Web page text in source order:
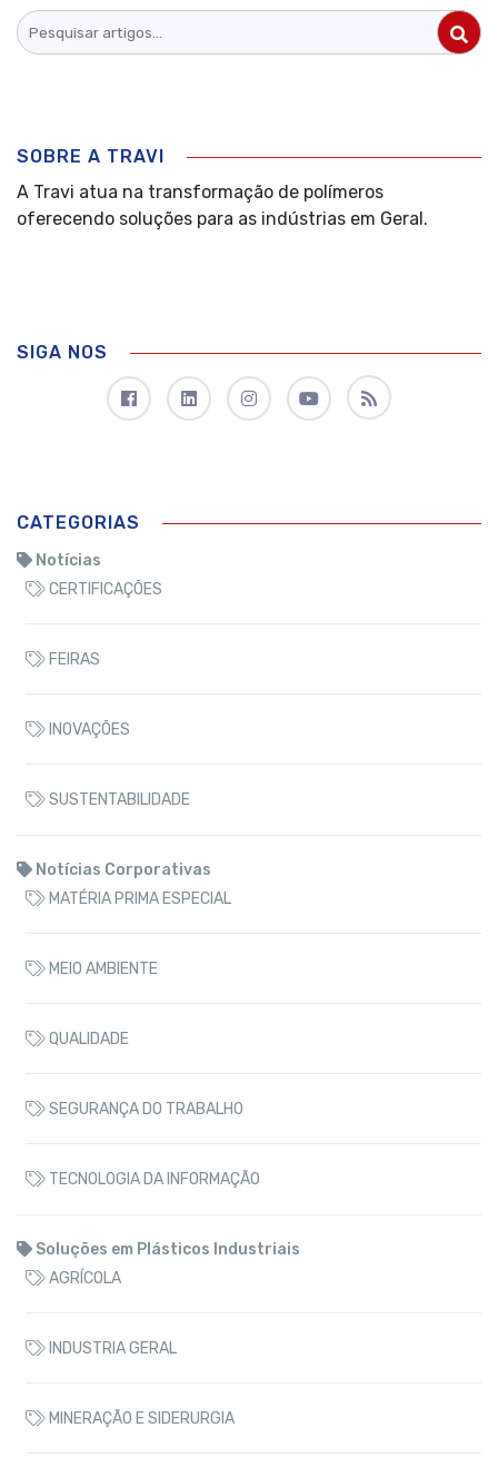
SOBRE A TRAVI
A Travi atua na transformação de polímeros
oferecendo soluções para as indústrias em Geral.
SIGA NOS
CATEGORIAS
Notícias
CERTIFICAÇÕES
FEIRAS
INOVAÇÕES
SUSTENTABILIDADE
Notícias Corporativas
MATÉRIA PRIMA ESPECIAL
MEIO AMBIENTE
QUALIDADE
SEGURANÇA DO TRABALHO
TECNOLOGIA DA INFORMAÇÃO
Soluções em Plásticos Industriais
AGRÍCOLA
INDUSTRIA GERAL
MINERAÇÃO E SIDERURGIA